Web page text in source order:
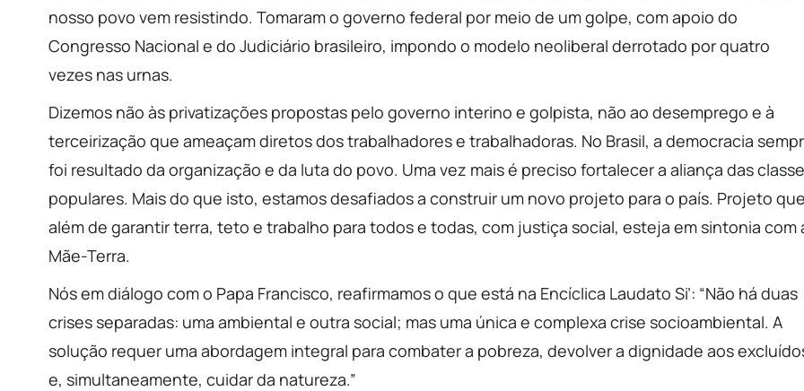
nosso povo vem resistindo. Tomaram o governo federal por meio de um golpe, com apoio do
Congresso Nacional e do Judiciário brasileiro, impondo o modelo neoliberal derrotado por quatro
vezes nas urnas.
Dizemos não às privatizações propostas pelo governo interino e golpista, não ao desemprego e à
terceirização que ameaçam diretos dos trabalhadores e trabalhadoras. No Brasil, a democracia
foi resultado da organização e da luta do povo. Uma vez mais é preciso fortalecer a aliança das
populares. Mais do que isto, estamos desafiados a construir um novo projeto para o país. Projeto que
além de garantir terra, teto e trabalho para todos e todas, com justiça social, esteja em sintonia com
Mãe-Terra.
Nós em diálogo com o Papa Francisco, reafirmamos o que está na Encíclica Laudato Si’: “Não há duas
crises separadas: uma ambiental e outra social; mas uma única e complexa crise socioambiental. A
solução requer uma abordagem integral para combater a pobreza, devolver a dignidade aos
e, simultaneamente, cuidar da natureza.”